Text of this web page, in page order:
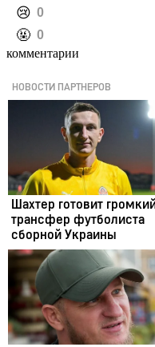
️😢 0
️🤬 0
комментарии